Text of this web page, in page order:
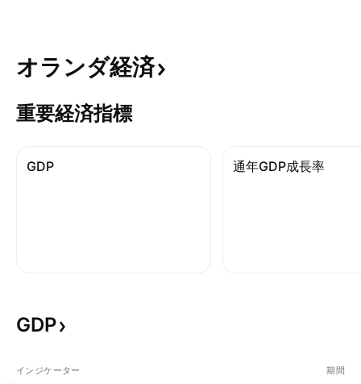
オランダ経済
重要経済指標
GDP 通年GDP成長率
GDP
インジケーター 期間